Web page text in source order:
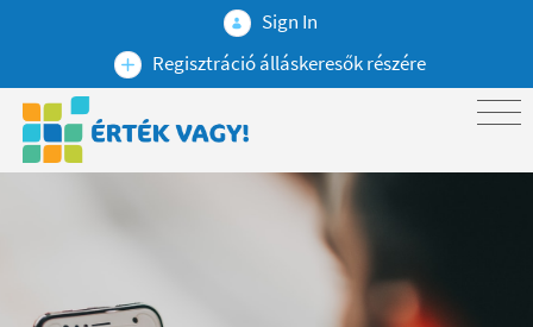
Sign In
Regisztráció álláskeresők részére